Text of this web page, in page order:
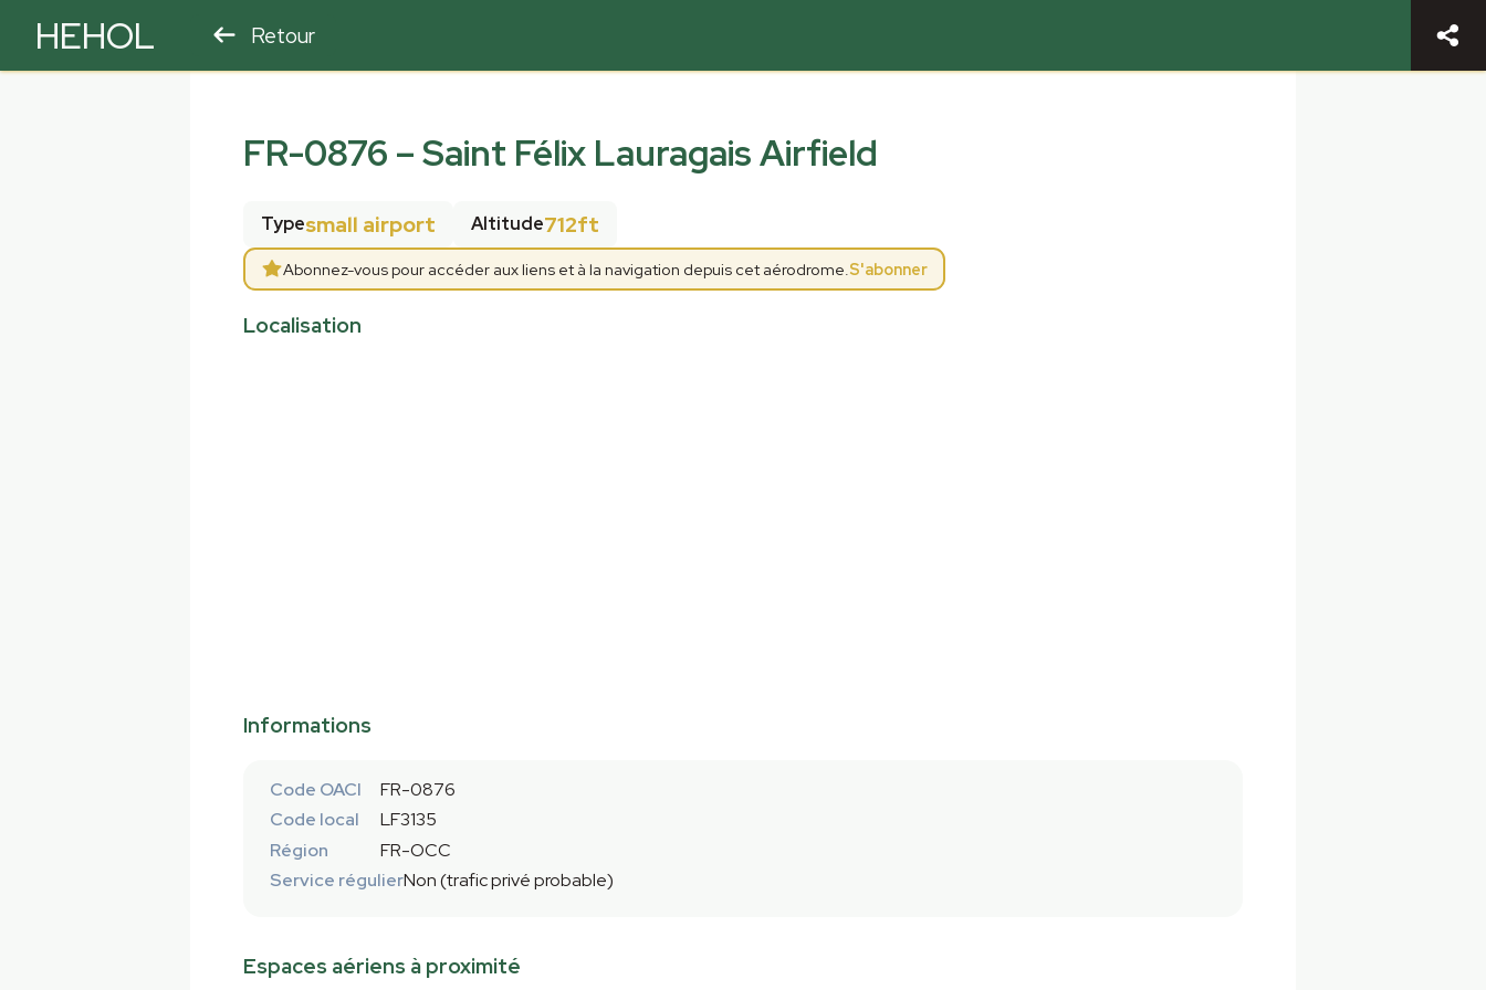
HEHOL Retour
FR-0876 –Saint Félix Lauragais Airfield
Typesmall airport Altitude712ft
Abonnez-vous pour accéder aux liens et à la navigation depuis cet aérodrome.S'abonner
Localisation
Informations
Code OACI
FR-0876
Code local
LF3135
Région
FR-OCC
Service régulierNon (trafic privé probable)
Espaces aériens à proximité